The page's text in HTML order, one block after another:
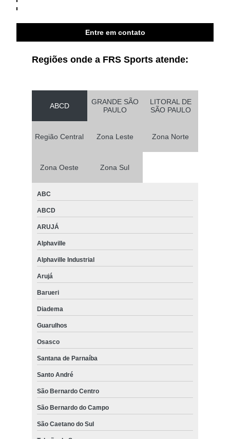
Entre em contato
Regiões onde a FRS Sports atende:
ABCD
GRANDE SÃO
PAULO
LITORAL DE
SÃO PAULO
Região Central Zona Leste Zona Norte
Zona Oeste Zona Sul
ABC
ABCD
ARUJÁ
Alphaville
Alphaville Industrial
Arujá
Barueri
Diadema
Guarulhos
Osasco
Santana de Parnaíba
Santo André
São Bernardo Centro
São Bernardo do Campo
São Caetano do Sul